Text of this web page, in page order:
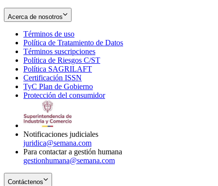
Acerca de nosotros
Términos de uso
in
new
window
Política de Tratamiento de Datos
Términos suscripciones
in
Política de Riesgos C/ST
Política SAGRILAFT
new
window
Certificación ISSN
in
new
TyC Plan de Gobierno
in
Protección del consumidorOpens
Notificaciones judiciales
juridica@semana.com
Para contactar a gestión humana
gestionhumana@semana.com
Contáctenos